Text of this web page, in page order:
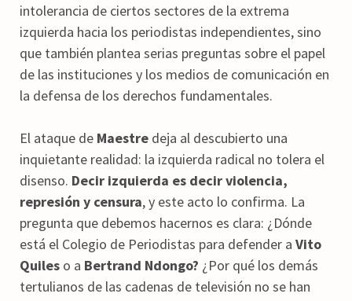
intolerancia de ciertos sectores de la extrema
izquierda hacia los periodistas independientes, sino
que también plantea serias preguntas sobre el papel
de las instituciones y los medios de comunicación en
la defensa de los derechos fundamentales.
El ataque de Maestre deja al descubierto una
inquietante realidad: la izquierda radical no tolera el
disenso. Decir izquierda es decir violencia,
represión y censura, y este acto lo confirma. La
pregunta que debemos hacernos es clara: ¿Dónde
está el Colegio de Periodistas para defender a Vito
Quiles o a Bertrand Ndongo? ¿Por qué los demás
tertulianos de las cadenas de televisión no se han